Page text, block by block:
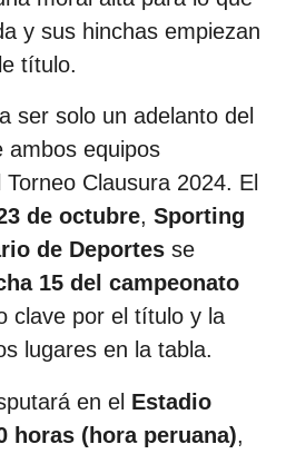
y sus hinchas empiezan
título.
ser solo un adelanto del
ambos equipos
Clausura 2024. El
de octubre, Sporting
de Deportes se
15 del campeonato
clave por el título y la
lugares en la tabla.
en el Estadio
horas (hora peruana),